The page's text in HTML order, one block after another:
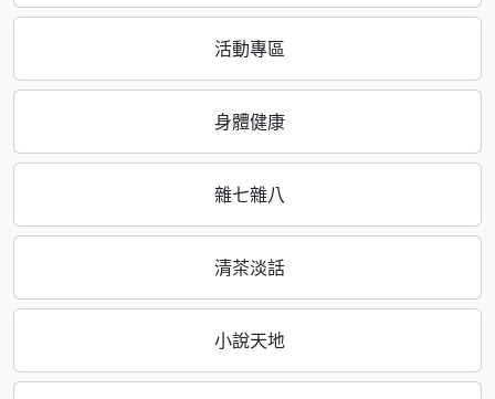
活動專區
身體健康
雜七雜八
清茶淡話
小說天地